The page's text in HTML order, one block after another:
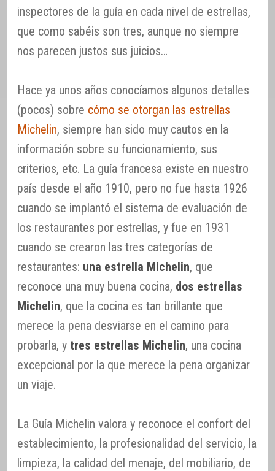
inspectores de la guía en cada nivel de estrellas,
que como sabéis son tres, aunque no siempre
nos parecen justos sus juicios…
Hace ya unos años conocíamos algunos detalles
(pocos) sobre cómo se otorgan las estrellas
Michelin, siempre han sido muy cautos en la
información sobre su funcionamiento, sus
criterios, etc. La guía francesa existe en nuestro
país desde el año 1910, pero no fue hasta 1926
cuando se implantó el sistema de evaluación de
los restaurantes por estrellas, y fue en 1931
cuando se crearon las tres categorías de
restaurantes: una estrella Michelin, que
reconoce una muy buena cocina, dos estrellas
Michelin, que la cocina es tan brillante que
merece la pena desviarse en el camino para
probarla, y tres estrellas Michelin, una cocina
excepcional por la que merece la pena organizar
un viaje.
La Guía Michelin valora y reconoce el confort del
establecimiento, la profesionalidad del servicio, la
limpieza, la calidad del menaje, del mobiliario, de